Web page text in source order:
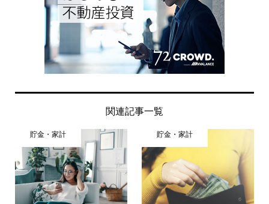
関連記事一覧
貯金・家計 貯金・家計